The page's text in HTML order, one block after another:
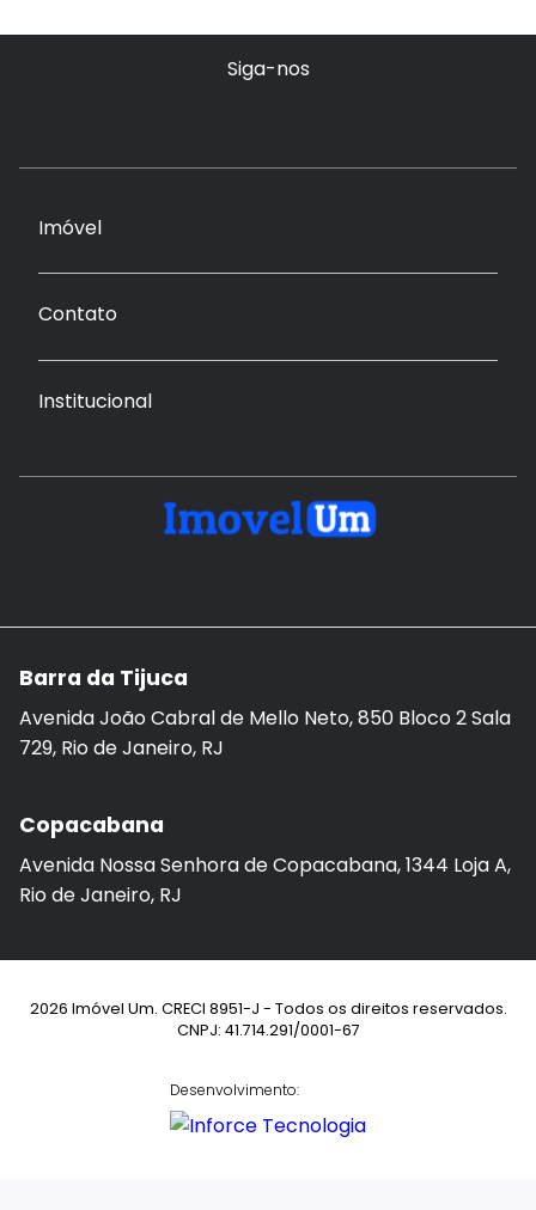
Siga-nos
Imóvel
Contato
Institucional
Barra da Tijuca
Avenida João Cabral de Mello Neto, 850 Bloco 2 Sala
729, Rio de Janeiro, RJ
Copacabana
Avenida Nossa Senhora de Copacabana, 1344 Loja A,
Rio de Janeiro, RJ
2026 Imóvel Um. CRECI 8951-J - Todos os direitos reservados.
CNPJ: 41.714.291/0001-67
Desenvolvimento: